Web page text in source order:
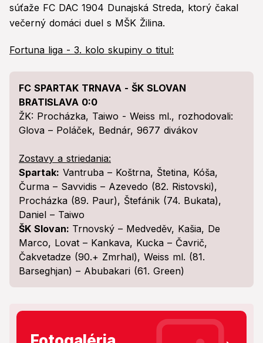
súťaže FC DAC 1904 Dunajská Streda, ktorý čakal
večerný domáci duel s MŠK Žilina.
Fortuna liga - 3. kolo skupiny o titul:
FC SPARTAK TRNAVA - ŠK SLOVAN
BRATISLAVA 0:0
ŽK: Procházka, Taiwo - Weiss ml., rozhodovali:
Glova – Poláček, Bednár, 9677 divákov
Zostavy a striedania:
Spartak: Vantruba – Koštrna, Štetina, Kóša,
Čurma – Savvidis – Azevedo (82. Ristovski),
Procházka (89. Paur), Štefánik (74. Bukata),
Daniel – Taiwo
ŠK Slovan: Trnovský – Medveděv, Kašia, De
Marco, Lovat – Kankava, Kucka – Čavrič,
Čakvetadze (90.+ Zmrhal), Weiss ml. (81.
Barseghjan) – Abubakari (61. Green)